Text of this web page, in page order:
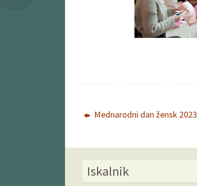
Mednarodni dan žensk 2023
Iskalnik